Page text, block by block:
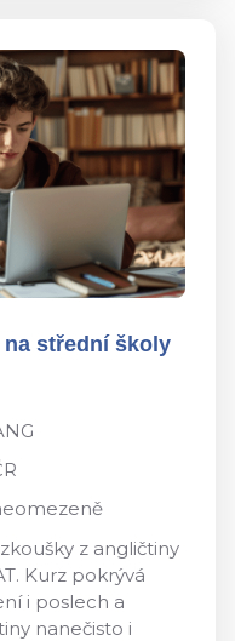
střední školy
z angličtiny
Kurz pokrývá
i poslech a
nanečisto i